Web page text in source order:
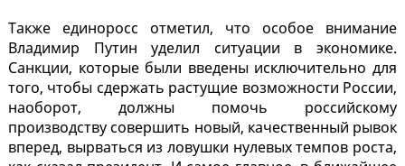
Также единоросс отметил, что особое внимание
Владимир Путин уделил ситуации в экономике.
Санкции, которые были введены исключительно для
того, чтобы сдержать растущие возможности России,
наоборот, должны помочь российскому
производству совершить новый, качественный рывок
вперед, вырваться из ловушки нулевых темпов роста,